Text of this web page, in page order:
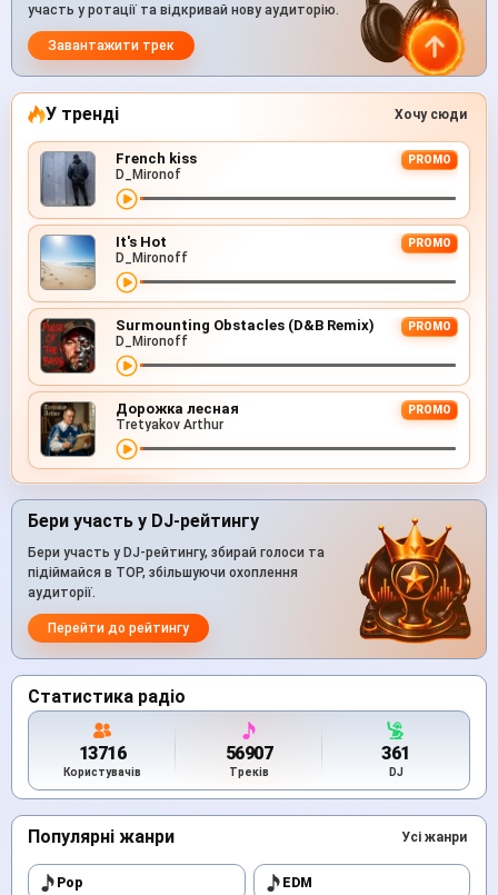
участь у ротації та відкривай нову аудиторію.
Завантажити трек
У тренді Хочу сюди
French kiss PROMO
D_Mironof
It's Hot PROMO
D_Mironoff
Surmounting Obstacles (D&B Remix) PROMO
D_Mironoff
Дорожка лесная PROMO
Tretyakov Arthur
Бери участь у DJ-рейтингу
Бери участь у DJ-рейтингу, збирай голоси та
підіймайся в TOP, збільшуючи охоплення
аудиторії.
Перейти до рейтингу
Статистика радіо
13716
Користувачів
56907
Треків
361
DJ
Популярні жанри Усі жанри
Pop EDM